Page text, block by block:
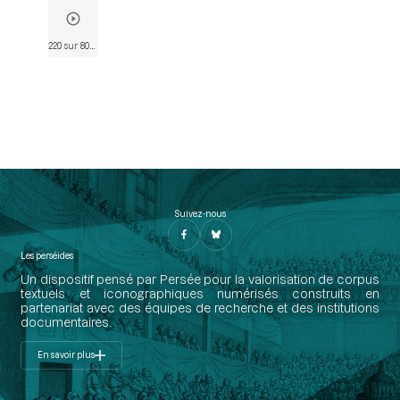
Suivez-nous
Les perséides
Un dispositif pensé par Persée pour la valorisation de corpus
textuels et iconographiques numérisés construits en
partenariat avec des équipes de recherche et des institutions
documentaires.
En savoir plus